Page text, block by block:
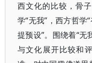
西文化的比较，骨
学“无我”，西方哲学
提预设”。围绕着“无
与文化展开比较和